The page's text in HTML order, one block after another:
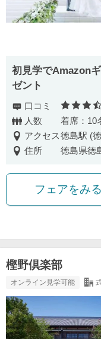
初見学でAmazon
ゼント
口コミ
人数
着席：10
アクセス徳島駅 (
住所
徳島県徳
フェアをみる
樫野倶楽部
オンライン見学可能